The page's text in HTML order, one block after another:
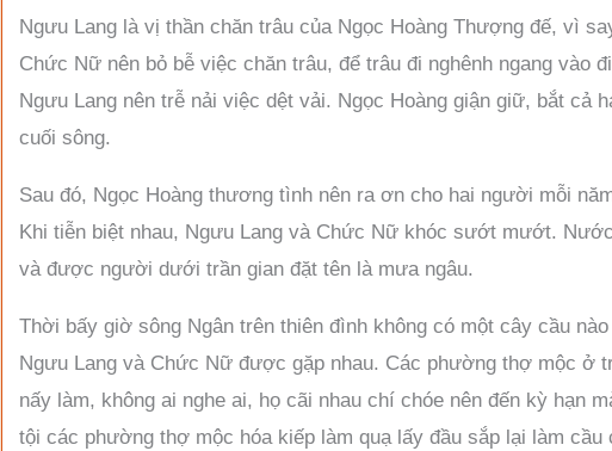
Ngưu Lang là vị thần chăn trâu của Ngọc Hoàng Thượng đế, vì
Chức Nữ nên bỏ bễ việc chăn trâu, để trâu đi nghênh ngang vào
Ngưu Lang nên trễ nải việc dệt vải. Ngọc Hoàng giận giữ, bắt cả
cuối sông.
Sau đó, Ngọc Hoàng thương tình nên ra ơn cho hai người mỗi
Khi tiễn biệt nhau, Ngưu Lang và Chức Nữ khóc sướt mướt.
và được người dưới trần gian đặt tên là mưa ngâu.
Thời bấy giờ sông Ngân trên thiên đình không có một cây cầu
Ngưu Lang và Chức Nữ được gặp nhau. Các phường thợ mộc ở
nấy làm, không ai nghe ai, họ cãi nhau chí chóe nên đến kỳ hạn
tội các phường thợ mộc hóa kiếp làm quạ lấy đầu sắp lại làm